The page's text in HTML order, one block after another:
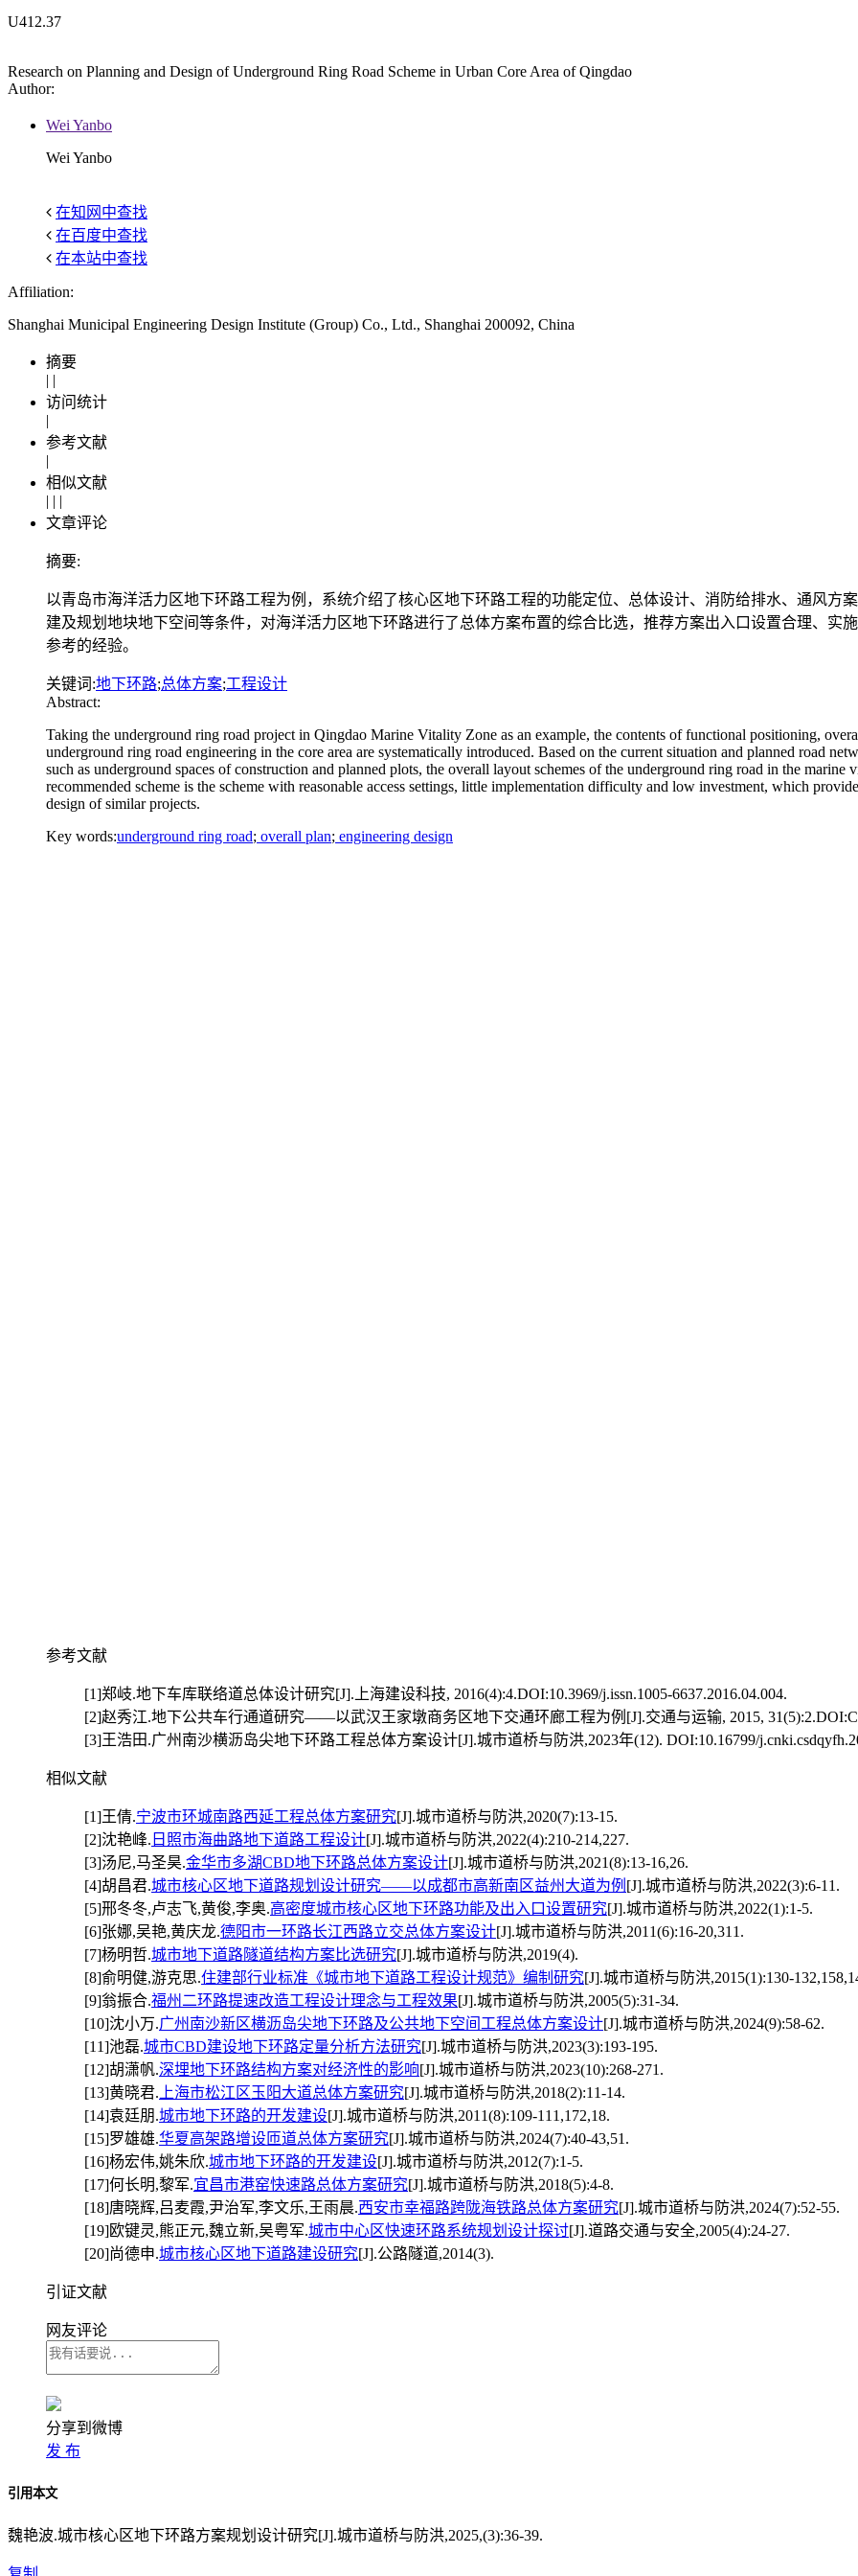
U412.37
Research on Planning and Design of Underground Ring Road Scheme in Urban Core Area of Qingdao
Author:
Wei Yanbo
Wei Yanbo
在知网中查找
在百度中查找
在本站中查找
Affiliation:
Shanghai Municipal Engineering Design Institute (Group) Co., Ltd., Shanghai 200092, China
摘要
| |
访问统计
|
参考文献
|
相似文献
| | |
文章评论
摘要:
以青岛市海洋活力区地下环路工程为例，系统介绍了核心区地下环路工程的功能定位、总体设计、消防给排水、通风方
建及规划地块地下空间等条件，对海洋活力区地下环路进行了总体方案布置的综合比选，推荐方案出入口设置合理、实
参考的经验。
关键词:地下环路;总体方案;工程设计
Abstract:
Taking the underground ring road project in Qingdao Marine Vitality Zone as an example, the contents of functional positioning,
underground ring road engineering in the core area are systematically introduced. Based on the current situation and planned road
such as underground spaces of construction and planned plots, the overall layout schemes of the underground ring road in the marine
recommended scheme is the scheme with reasonable access settings, little implementation difficulty and low investment, which
design of similar projects.
Key words:underground ring road; overall plan; engineering design
参考文献
[1]郑岐.地下车库联络道总体设计研究[J].上海建设科技, 2016(4):4.DOI:10.3969/j.issn.1005-6637.2016.04.004.
[2]赵秀江.地下公共车行通道研究——以武汉王家墩商务区地下交通环廊工程为例[J].交通与运输, 2015,
[3]王浩田.广州南沙横沥岛尖地下环路工程总体方案设计[J].城市道桥与防洪,2023年(12). DOI:10.16799/
相似文献
[1]王倩.宁波市环城南路西延工程总体方案研究[J].城市道桥与防洪,2020(7):13-15.
[2]沈艳峰. 日照市海曲路地下道路工程设计[J].城市道桥与防洪,2022(4):210-214,227.
[3]汤尼,马圣昊.金华市多湖CBD地下环路总体方案设计[J].城市道桥与防洪,2021(8):13-16,26.
[4]胡昌君.城市核心区地下道路规划设计研究——以成都市高新南区益州大道为例 [J].城市道桥与防洪,2022(3):6-11.
[5]邢冬冬,卢志飞,黄俊,李奥.高密度城市核心区地下环路功能及出入口设置研究[J].城市道桥与防洪,2022(1):1-5.
[6]张娜,吴艳,黄庆龙.德阳市一环路长江西路立交总体方案设计[J].城市道桥与防洪,2011(6):16-20,311.
[7]杨明哲.城市地下道路隧道结构方案比选研究[J].城市道桥与防洪,2019(4).
[8]俞明健,游克思.住建部行业标准《城市地下道路工程设计规范》编制研究[J].城市道桥与防洪,2015(1):130-
[9]翁振合.福州二环路提速改造工程设计理念与工程效果[J].城市道桥与防洪,2005(5):31-34.
[10]沈小万.广州南沙新区横沥岛尖地下环路及公共地下空间工程总体方案设计[J].城市道桥与防洪,2024(9):58-62.
[11]池磊.城市CBD建设地下环路定量分析方法研究[J].城市道桥与防洪,2023(3):193-195.
[12]胡潇帆.深埋地下环路结构方案对经济性的影响[J].城市道桥与防洪,2023(10):268-271.
[13]黄晓君. 上海市松江区玉阳大道总体方案研究[J].城市道桥与防洪,2018(2):11-14.
[14]袁廷朋.城市地下环路的开发建设[J].城市道桥与防洪,2011(8):109-111,172,18.
[15]罗雄雄.华夏高架路增设匝道总体方案研究[J].城市道桥与防洪,2024(7):40-43,51.
[16]杨宏伟,姚朱欣.城市地下环路的开发建设[J].城市道桥与防洪,2012(7):1-5.
[17]何长明,黎军.宜昌市港窑快速路总体方案研究[J].城市道桥与防洪,2018(5):4-8.
[18]唐晓辉,吕麦霞,尹治军,李文乐,王雨晨.西安市幸福路跨陇海铁路总体方案研究[J].城市道桥与防洪,2024(7):52-55.
[19]欧键灵,熊正元,魏立新,吴粤军.城市中心区快速环路系统规划设计探讨[J].道路交通与安全,2005(4):24-27.
[20]尚德申.城市核心区地下道路建设研究[J].公路隧道,2014(3).
引证文献
网友评论
分享到微博
发 布
引用本文
魏艳波.城市核心区地下环路方案规划设计研究[J].城市道桥与防洪,2025,(3):36-39.